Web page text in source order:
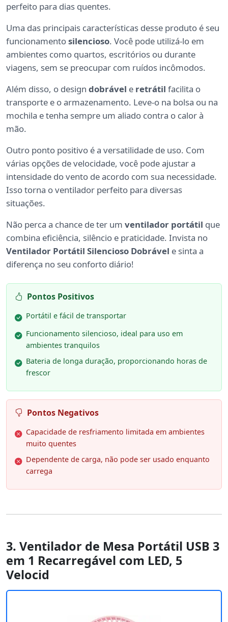
perfeito para dias quentes.
Uma das principais características desse produto é seu
funcionamentosilencioso. Você pode utilizá-lo em
ambientes como quartos, escritórios ou durante
viagens, sem se preocupar com ruídos incômodos.
Além disso, o design dobrável e retrátil facilita o
transporte e o armazenamento. Leve-o na bolsa ou na
mochila e tenha sempre um aliado contra o calor à
mão.
Outro ponto positivo é a versatilidade de uso. Com
várias opções de velocidade, você pode ajustar a
intensidade do vento de acordo com sua necessidade.
Isso torna o ventilador perfeito para diversas
situações.
Não perca a chance de ter um ventilador portátil que
combina eficiência, silêncio e praticidade. Invista no
Ventilador Portátil Silencioso Dobrável e sinta a
diferença no seu conforto diário!
Pontos Positivos
Portátil e fácil de transportar
Funcionamento silencioso, ideal para uso em
ambientes tranquilos
Bateria de longa duração, proporcionando horas de
frescor
Pontos Negativos
Capacidade de resfriamento limitada em ambientes
muito quentes
Dependente de carga, não pode ser usado enquanto
carrega
3. Ventilador de Mesa Portátil USB 3
em 1 Recarregável com LED, 5
Velocid